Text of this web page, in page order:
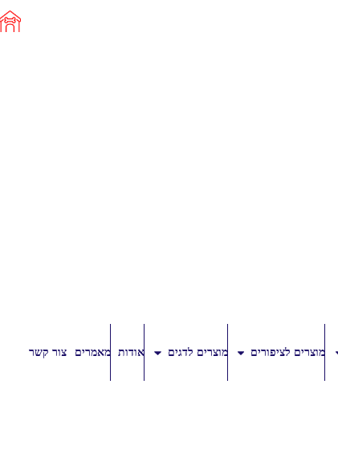
מוצרים לציפורים מוצרים לדגים אודות מאמרים צור קשר